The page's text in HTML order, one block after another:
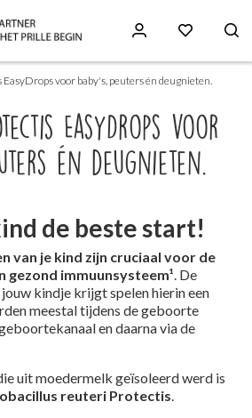
voor baby's, peuters én deugnieten.
EasyDrops voor
én deugnieten.
de beste start!
van je kind zijn cruciaal voor de
gezond immuunsysteem¹. De
kindje krijgt spelen hierin een
meestal tijdens de geboorte
en daarna via de
uit moedermelk geïsoleerd werd is
reuteri Protectis.